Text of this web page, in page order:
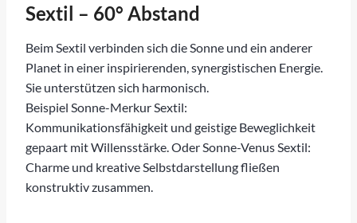
Sextil – 60° Abstand
Beim Sextil verbinden sich die Sonne und ein anderer
Planet in einer inspirierenden, synergistischen Energie.
Sie unterstützen sich harmonisch.
Beispiel Sonne-Merkur Sextil:
Kommunikationsfähigkeit und geistige Beweglichkeit
gepaart mit Willensstärke. Oder Sonne-Venus Sextil:
Charme und kreative Selbstdarstellung fließen
konstruktiv zusammen.